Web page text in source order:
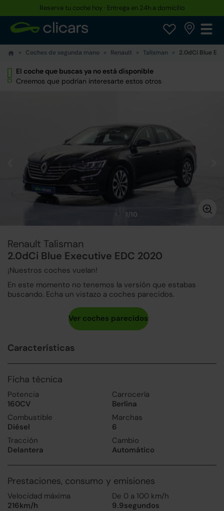
Reserva tu coche hoy · Entrega en 24h a domicilio
Coches de segunda mano Renault Talisman 2.0dCi Blue
El coche que buscas ya no está disponible
Creemos que podrían interesarte estos otros
1/10
Renault Talisman
2.0dCi Blue Executive EDC 2020
¡Nuestros coches vuelan!
En este momento no tenemos la versión que estabas
buscando. Echa un vistazo a coches parecidos.
Características
Ficha técnica
Potencia
160CV
Carrocería
Berlina
Combustible
Diésel
Marchas
6
Tracción
Delantera
Cambio
Automático
Prestaciones, consumo y emisiones
Velocidad máxima
216km/h
De 0 a 100 km/h
9.9segundos